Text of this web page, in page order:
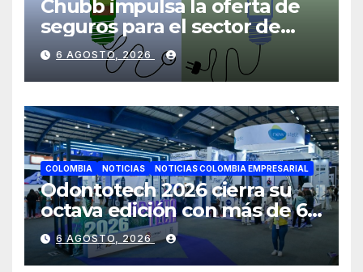
Chubb impulsa la oferta de
seguros para el sector de
energías renovables en
América Latina
6 AGOSTO, 2026
COLOMBIA NOTICIAS NOTICIAS COLOMBIA EMPRESARIAL
Odontotech 2026 cierra su
octava edición con más de 6
mil visitantes
6 AGOSTO, 2026